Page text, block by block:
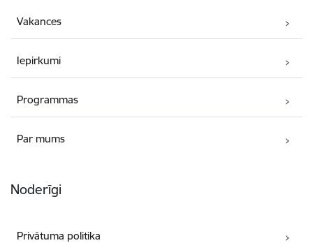
Vakances
Iepirkumi
Programmas
Par mums
Noderīgi
Privātuma politika